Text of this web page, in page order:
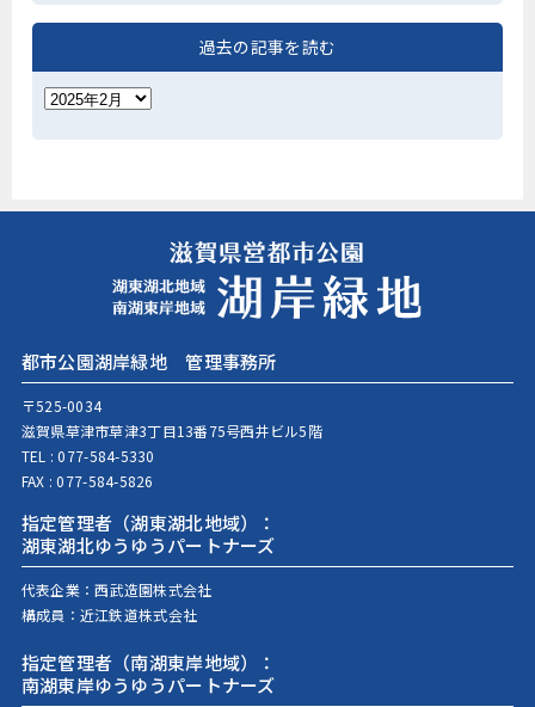
過去の記事を読む
都市公園湖岸緑地 管理事務所
〒525-0034
滋賀県草津市草津3丁目13番75号西井ビル5階
TEL :077-584-5330
FAX : 077-584-5826
指定管理者（湖東湖北地域）：
湖東湖北ゆうゆうパートナーズ
代表企業：西武造園株式会社
構成員： 近江鉄道株式会社
指定管理者（南湖東岸地域）：
南湖東岸ゆうゆうパートナーズ